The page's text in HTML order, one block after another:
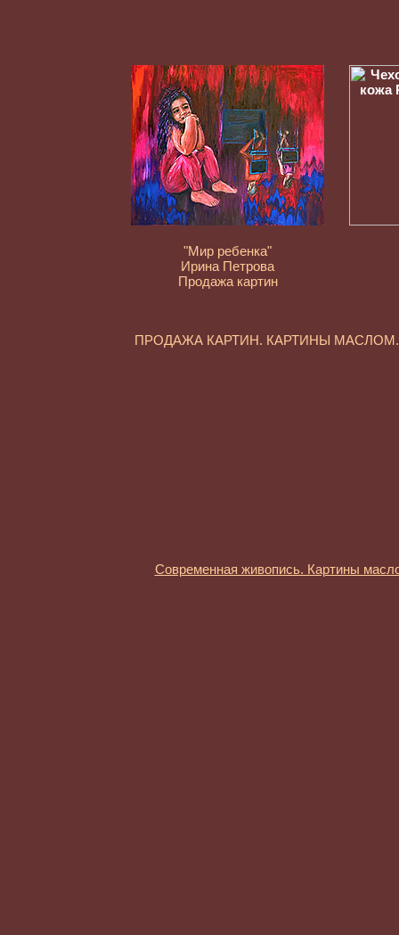
"Мир ребенка"
Ирина Петрова
Продажа картин
ПРОДАЖА КАРТИН. КАРТИНЫ
Современная живопись. Картины